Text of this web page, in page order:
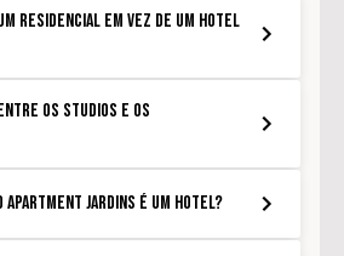
residencial em vez de um hotel
os studios e os
Apartment Jardins é um hotel?